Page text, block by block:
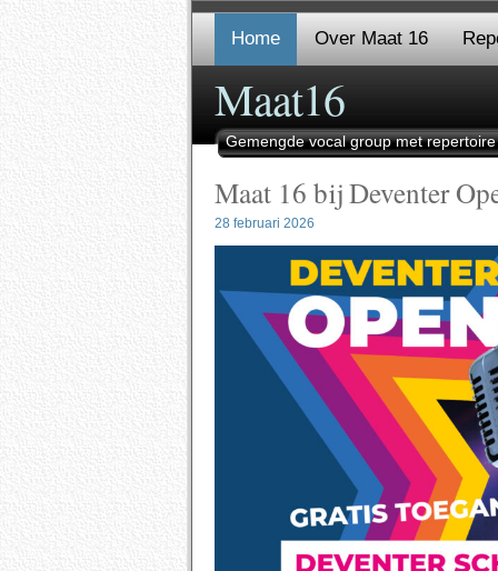
Home Over Maat 16
Maat16
Gemengde vocal group met
Maat 16 bij Deventer
28 februari 2026